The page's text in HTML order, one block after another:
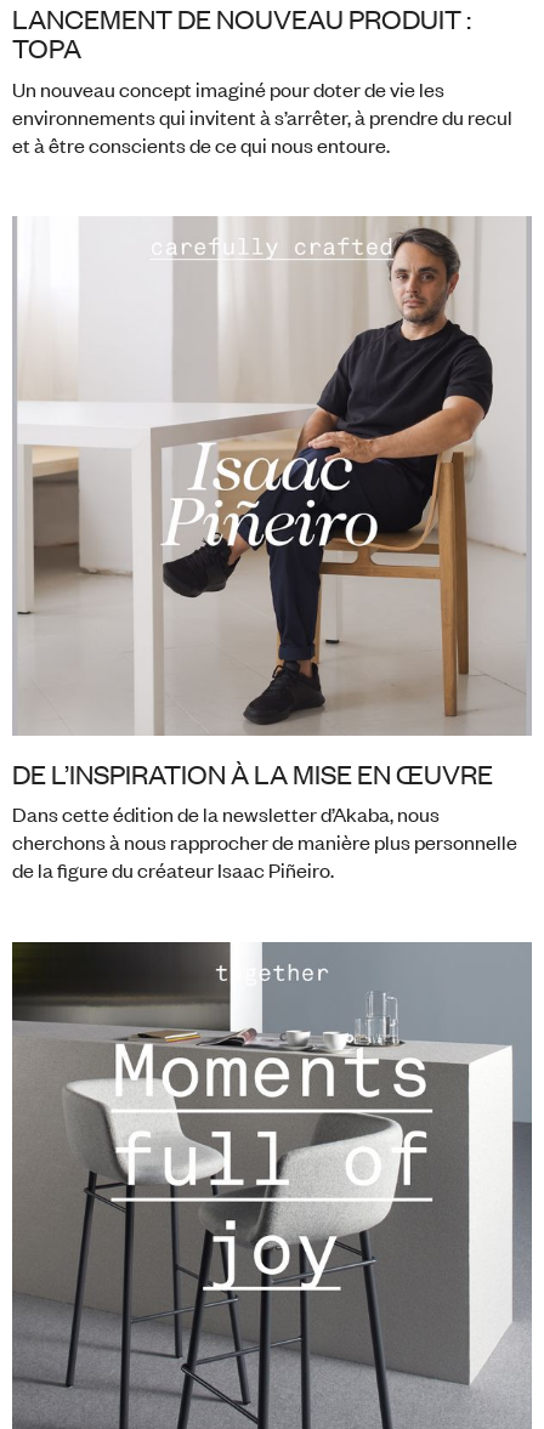
LANCEMENT DE NOUVEAU PRODUIT :
TOPA
Un nouveau concept imaginé pour doter de vie les
environnements qui invitent à s’arrêter, à prendre du recul
et à être conscients de ce qui nous entoure.
DE L’INSPIRATION À LA MISE EN ŒUVRE
Dans cette édition de la newsletter d’Akaba, nous
cherchons à nous rapprocher de manière plus personnelle
de la figure du créateur Isaac Piñeiro.